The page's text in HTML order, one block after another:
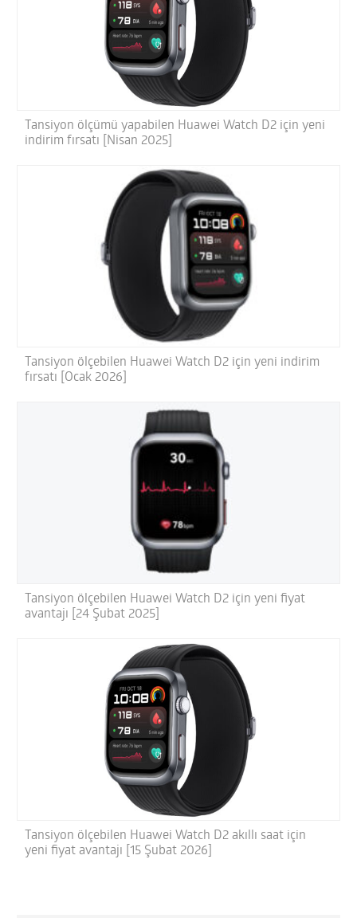
Tansiyon ölçümü yapabilen Huawei Watch D2 için yeni
indirim fırsatı [Nisan 2025]
Tansiyon ölçebilen Huawei Watch D2 için yeni indirim
fırsatı [Ocak 2026]
Tansiyon ölçebilen Huawei Watch D2 için yeni fiyat
avantajı [24 Şubat 2025]
Tansiyon ölçebilen Huawei Watch D2 akıllı saat için
yeni fiyat avantajı [15 Şubat 2026]